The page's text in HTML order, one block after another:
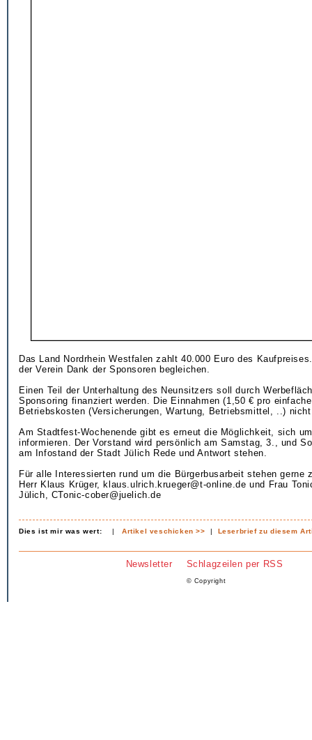
Das Land Nordrhein Westfalen zahlt 40.000 Euro des
der Verein Dank der Sponsoren begleichen.
Einen Teil der Unterhaltung des Neunsitzers soll durch
Sponsoring finanziert werden. Die Einnahmen (1,50 € pro
Betriebskosten (Versicherungen, Wartung, Betriebsmittel, ..)
Am Stadtfest-Wochenende gibt es erneut die Möglichkeit, sich
informieren. Der Vorstand wird persönlich am Samstag, 3., und
am Infostand der Stadt Jülich Rede und Antwort stehen.
Für alle Interessierten rund um die Bürgerbusarbeit stehen gerne
Herr Klaus Krüger, klaus.ulrich.krueger@t-online.de und Frau
Jülich, CTonic-cober@juelich.de
Dies ist mir was wert: |Artikel veschicken >> | Leserbrief zu diesem
Newsletter Schlagzeilen per RSS
© Copyright